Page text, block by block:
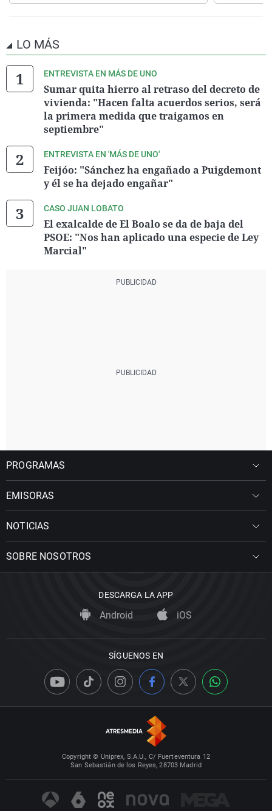
LO MÁS
ENTREVISTA EN MÁS DE UNO
Sumar quita hierro al retraso del decreto de
vivienda: "Hacen falta acuerdos serios, será
la primera medida que traigamos en
septiembre"
ENTREVISTA EN 'MÁS DE UNO'
Feijóo: "Sánchez ha engañado a Puigdemont
y él se ha dejado engañar"
CASO JUAN LOBATO
El exalcalde de El Boalo se da de baja del
PSOE: "Nos han aplicado una especie de Ley
Marcial"
PROGRAMAS
EMISORAS
NOTICIAS
SOBRE NOSOTROS
DESCARGA LA APP
Android iOS
SÍGUENOS EN
Copyright © Uniprex, S.A.U., C/ Fuerteventura 12
San Sebastián de los Reyes, 28703 Madrid